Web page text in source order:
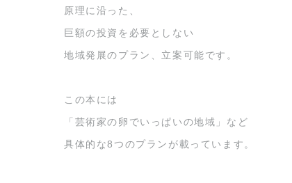
原理に沿った、
巨額の投資を必要としない
地域発展のプラン、立案可能です。
この本には
「芸術家の卵でいっぱいの地域」など
具体的な8つのプランが載っています。